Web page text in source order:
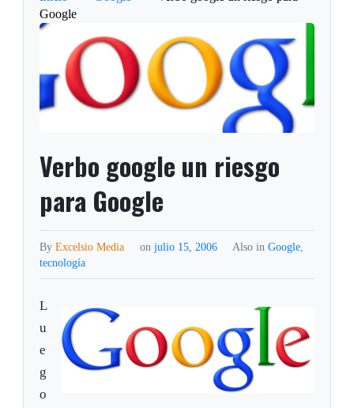
Google
Verbo google un riesgo
para Google
ByExcelsio Media on julio 15, 2006 Also in Google,
tecnología
L
u
e
g
o